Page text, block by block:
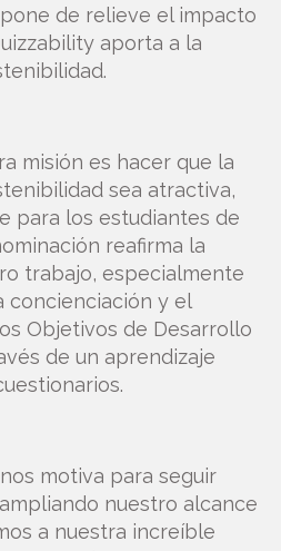
de relieve el impacto
aporta a la
misión es hacer que la
sea atractiva,
para los estudiantes de
reafirma la
trabajo, especialmente
concienciación y el
Objetivos de Desarrollo
de un aprendizaje
motiva para seguir
nuestro alcance
a nuestra increíble